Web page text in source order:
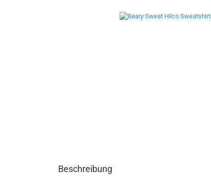
Beschreibung